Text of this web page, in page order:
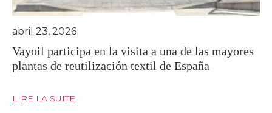
Vayoil participa en la visita a una de las mayores
plantas de reutilización textil de España
abril 23, 2026
LIRE LA SUITE